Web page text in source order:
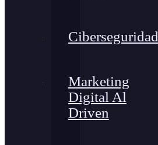
Ciberseguridad
Marketing
Digital Al
Driven